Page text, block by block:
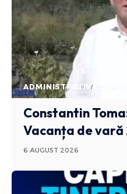
ADMINISTRATIV STIRI
Constantin
Vacanța de vară
6 AUGUST 2026